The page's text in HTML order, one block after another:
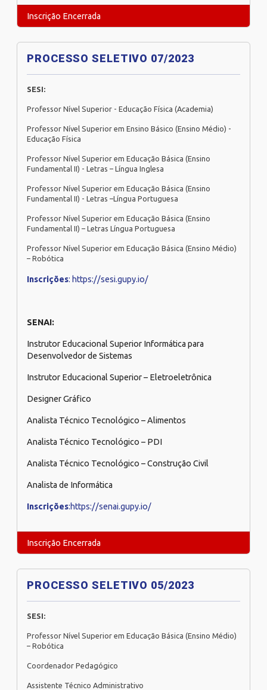
Inscrição Encerrada
PROCESSO SELETIVO 07/2023
SESI:
Professor Nível Superior - Educação Física (Academia)
Professor Nível Superior em Ensino Básico (Ensino Médio) -
Educação Física
Professor Nível Superior em Educação Básica (Ensino
Fundamental II) - Letras – Língua Inglesa
Professor Nível Superior em Educação Básica (Ensino
Fundamental II) - Letras –Língua Portuguesa
Professor Nível Superior em Educação Básica (Ensino
Fundamental II) – Letras Língua Portuguesa
Professor Nível Superior em Educação Básica (Ensino Médio)
– Robótica
Inscrições: https://sesi.gupy.io/
SENAI:
Instrutor Educacional Superior Informática para
Desenvolvedor de Sistemas
Instrutor Educacional Superior – Eletroeletrônica
Designer Gráfico
Analista Técnico Tecnológico – Alimentos
Analista Técnico Tecnológico – PDI
Analista Técnico Tecnológico – Construção Civil
Analista de Informática
Inscrições:https://senai.gupy.io/
Inscrição Encerrada
PROCESSO SELETIVO 05/2023
SESI:
Professor Nível Superior em Educação Básica (Ensino Médio)
– Robótica
Coordenador Pedagógico
Assistente Técnico Administrativo